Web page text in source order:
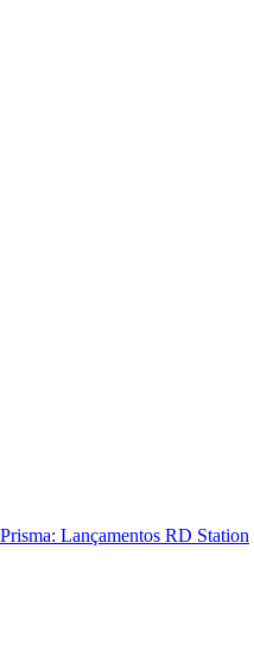
Prisma: Lançamentos RD Station